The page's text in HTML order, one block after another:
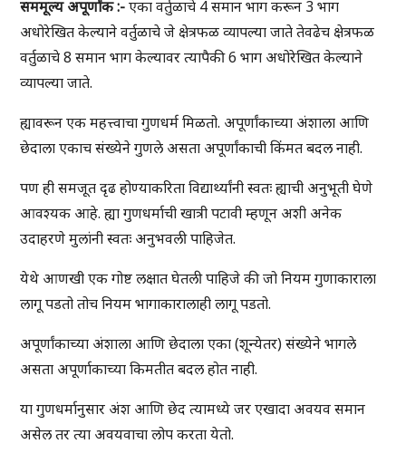
सममूल्य अपूर्णांक:-एका वर्तुळाचे 4 समान भाग करून 3 भाग
अधोरेखित केल्याने वर्तुळाचे जे क्षेत्रफळ व्यापल्या जाते तेवढेच क्षेत्रफळ
वर्तुळाचे 8 समान भाग केल्यावर त्यापैकी 6 भाग अधोरेखित केल्याने
व्यापल्या जाते.
ह्यावरून एक महत्त्वाचा गुणधर्म मिळतो. अपूर्णांकाच्या अंशाला आणि
छेदाला एकाच संख्येने गुणले असता अपूर्णांकाची किंमत बदल नाही.
पण ही समजूत दृढ होण्याकरिता विद्यार्थ्यांनी स्वतः ह्याची अनुभूती घेणे
आवश्यक आहे. ह्या गुणधर्माची खात्री पटावी म्हणून अशी अनेक
उदाहरणे मुलांनी स्वतः अनुभवली पाहिजेत.
येथे आणखी एक गोष्ट लक्षात घेतली पाहिजे की जो नियम गुणाकाराला
लागू पडतो तोच नियम भागाकारालाही लागू पडतो.
अपूर्णांकाच्या अंशाला आणि छेदाला एका (शून्येतर) संख्येने भागले
असता अपूर्णाकाच्या किमतीत बदल होत नाही.
या गुणधर्मानुसार अंश आणि छेद त्यामध्ये जर एखादा अवयव समान
असेल तर त्या अवयवाचा लोप करता येतो.